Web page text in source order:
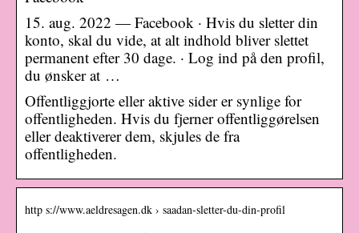
15. aug. 2022 — Facebook · Hvis du sletter din
konto, skal du vide, at alt indhold bliver slettet
permanent efter 30 dage. · Log ind på den profil,
du ønsker at …
Offentliggjorte eller aktive sider er synlige for
offentligheden. Hvis du fjerner offentliggørelsen
eller deaktiverer dem, skjules de fra
offentligheden.
http s://www.aeldresagen.dk › saadan-sletter-du-din-profil